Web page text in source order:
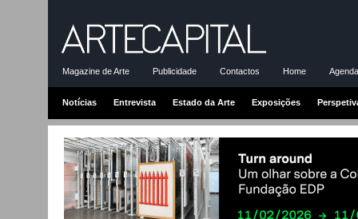
Magazine de Arte Publicidade Contactos Home
Notícias Entrevista Estado da Arte Exposições